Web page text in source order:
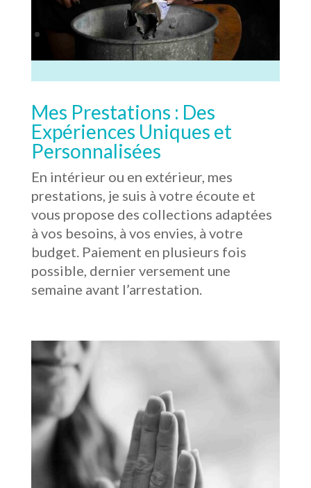
Mes Prestations : Des
Expériences Uniques et
Personnalisées
En intérieur ou en extérieur, mes
prestations, je suis à votre écoute et
vous propose des collections adaptées
à vos besoins, à vos envies, à votre
budget. Paiement en plusieurs fois
possible, dernier versement une
semaine avant l’arrestation.